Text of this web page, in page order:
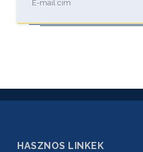
HASZNOS LINKEK